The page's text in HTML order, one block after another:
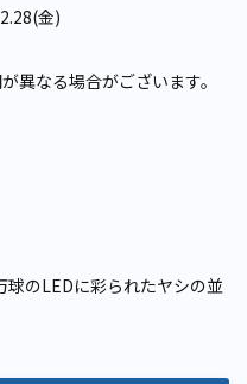
金)
異なる場合がございます。
のLEDに彩られたヤシの並